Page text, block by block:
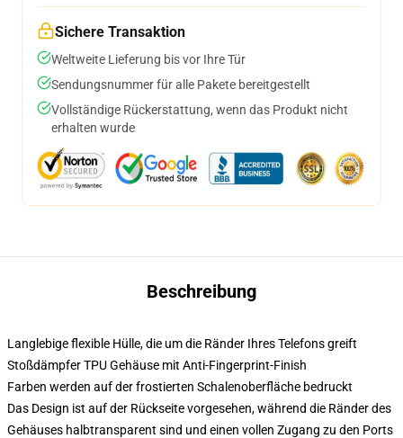
Sichere Transaktion
Weltweite Lieferung bis vor Ihre Tür
Sendungsnummer für alle Pakete bereitgestellt
Vollständige Rückerstattung, wenn das Produkt nicht
erhalten wurde
Beschreibung
Langlebige flexible Hülle, die um die Ränder Ihres Telefons greift
Stoßdämpfer TPU Gehäuse mit Anti-Fingerprint-Finish
Farben werden auf der frostierten Schalenoberfläche bedruckt
Das Design ist auf der Rückseite vorgesehen, während die Ränder des
Gehäuses halbtransparent sind und einen vollen Zugang zu den Ports